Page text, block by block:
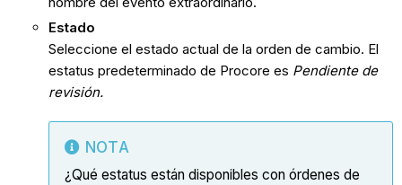
Estado
Seleccione el estado actual de la orden de cambio. El
estatus predeterminado de Procore es Pendiente de
revisión.
NOTA
¿Qué estatus están disponibles con órdenes de